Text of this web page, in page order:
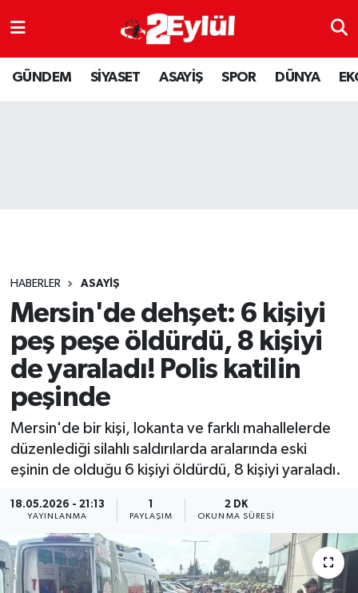
GÜNDEM SİYASET ASAYİŞ SPOR DÜNYA
HABERLER ASAYİŞ
Mersin'de dehşet: 6 kişiyi
peş peşe öldürdü, 8 kişiyi
de yaraladı! Polis katilin
peşinde
Mersin'de bir kişi, lokanta ve farklı mahallelerde
düzenlediği silahlı saldırılarda aralarında eski
eşinin de olduğu 6 kişiyi öldürdü, 8 kişiyi yaraladı.
18.05.2026 - 21:13
YAYINLANMA PAYLAŞIM
2 DK
OKUNMA SÜRESI
ASAYİŞ
DÜNYA
SPOR
YAŞAM
Nöbetçi Eczaneler
Hava Durumu
Son Dakika Haberleri
Haber Arşivi